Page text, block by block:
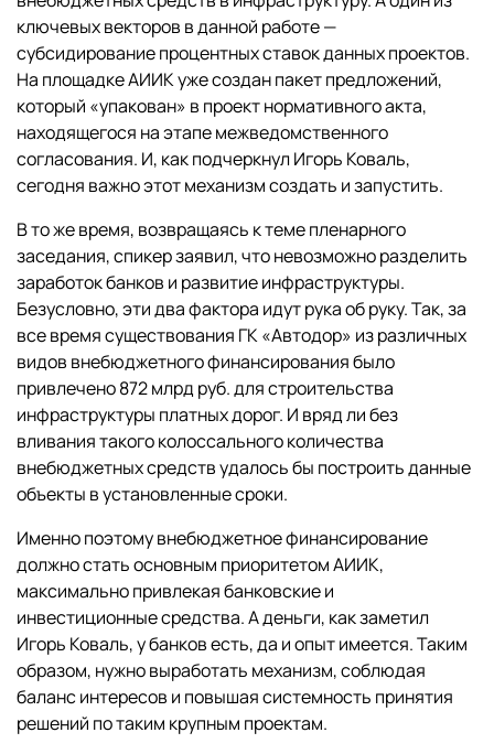
ключевых векторов в данной работе —
субсидирование процентных ставок данных проектов.
На площадке АИИК уже создан пакет предложений,
который «упакован» в проект нормативного акта,
находящегося на этапе межведомственного
согласования. И, как подчеркнул Игорь Коваль,
сегодня важно этот механизм создать и запустить.
В то же время, возвращаясь к теме пленарного
заседания, спикер заявил, что невозможно разделить
заработок банков и развитие инфраструктуры.
Безусловно, эти два фактора идут рука об руку. Так, за
все время существования ГК «Автодор» из различных
видов внебюджетного финансирования было
привлечено 872 млрд руб. для строительства
инфраструктуры платных дорог. И вряд ли без
вливания такого колоссального количества
внебюджетных средств удалось бы построить данные
объекты в установленные сроки.
Именно поэтому внебюджетное финансирование
должно стать основным приоритетом АИИК,
максимально привлекая банковские и
инвестиционные средства. А деньги, как заметил
Игорь Коваль, у банков есть, да и опыт имеется. Таким
образом, нужно выработать механизм, соблюдая
баланс интересов и повышая системность принятия
решений по таким крупным проектам.